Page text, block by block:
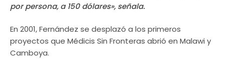
por persona, a 150 dólares», señala.
En 2001, Fernández se desplazó a los primeros
proyectos que Médicis Sin Fronteras abrió en Malawi y
Camboya.